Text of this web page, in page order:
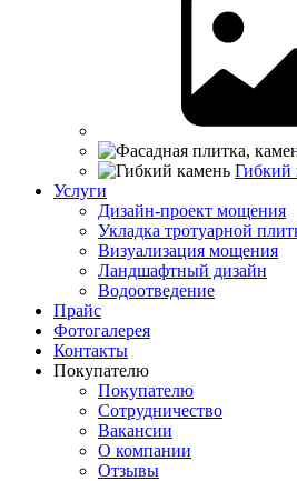
Гибкий
Услуги
Дизайн-проект мощения
Укладка тротуарной
Визуализация мощения
Ландшафтный дизайн
Водоотведение
Прайс
Фотогалерея
Контакты
Покупателю
Покупателю
Сотрудничество
Вакансии
О компании
Отзывы